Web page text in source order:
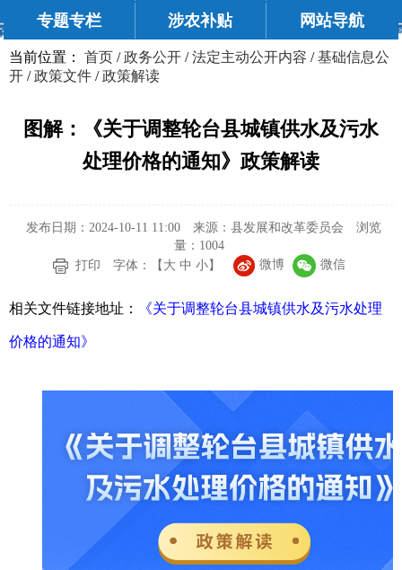
专题专栏 涉农补贴 网站导航
当前位置： 首页 /政务公开 /法定主动公开内容 /基础信息公
开 /政策文件 /政策解读
图解：《关于调整轮台县城镇供水及污水
处理价格的通知》政策解读
发布日期：2024-10-11 11:00 来源：县发展和改革委员会
浏览
量： 1004
打印
字体：【 大 中 小】 微博 微信
相关文件链接地址： 《关于调整轮台县城镇供水及污水处理
价格的通知》